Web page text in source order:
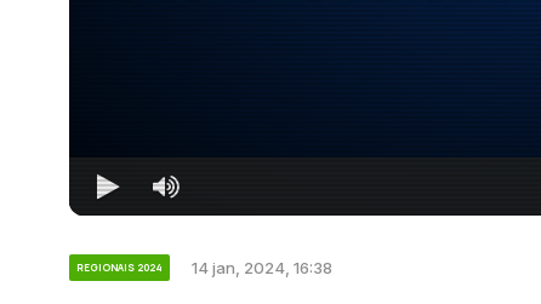
REGIONAIS 2024 14 jan, 2024, 16:38